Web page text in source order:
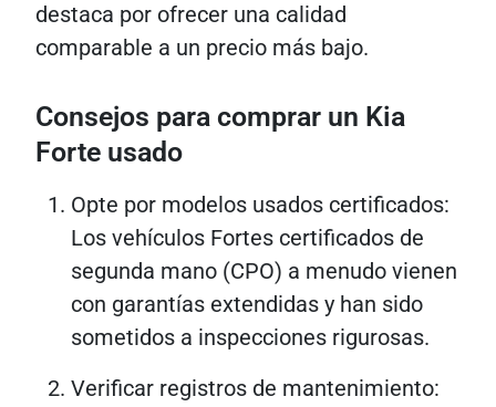
destaca por ofrecer una calidad
comparable a un precio más bajo.
Consejos para comprar un Kia
Forte usado
Opte por modelos usados ​​​​certificados:
Los vehículos Fortes certificados de
segunda mano (CPO) a menudo vienen
con garantías extendidas y han sido
sometidos a inspecciones rigurosas.
Verificar registros de mantenimiento: